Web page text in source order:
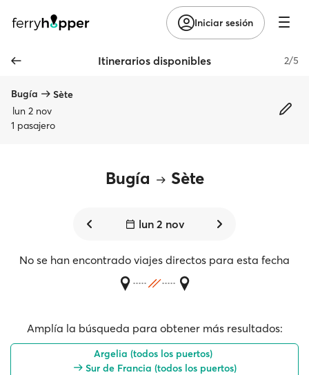
Iniciar sesión
Itinerarios disponibles 2/5
Bugía
Sète
lun 2 nov
1 pasajero
Bugía Sète
lun 2 nov
No se han encontrado viajes directos para esta fecha
Amplía la búsqueda para obtener más resultados:
Argelia (todos los puertos)
Sur de Francia (todos los puertos)